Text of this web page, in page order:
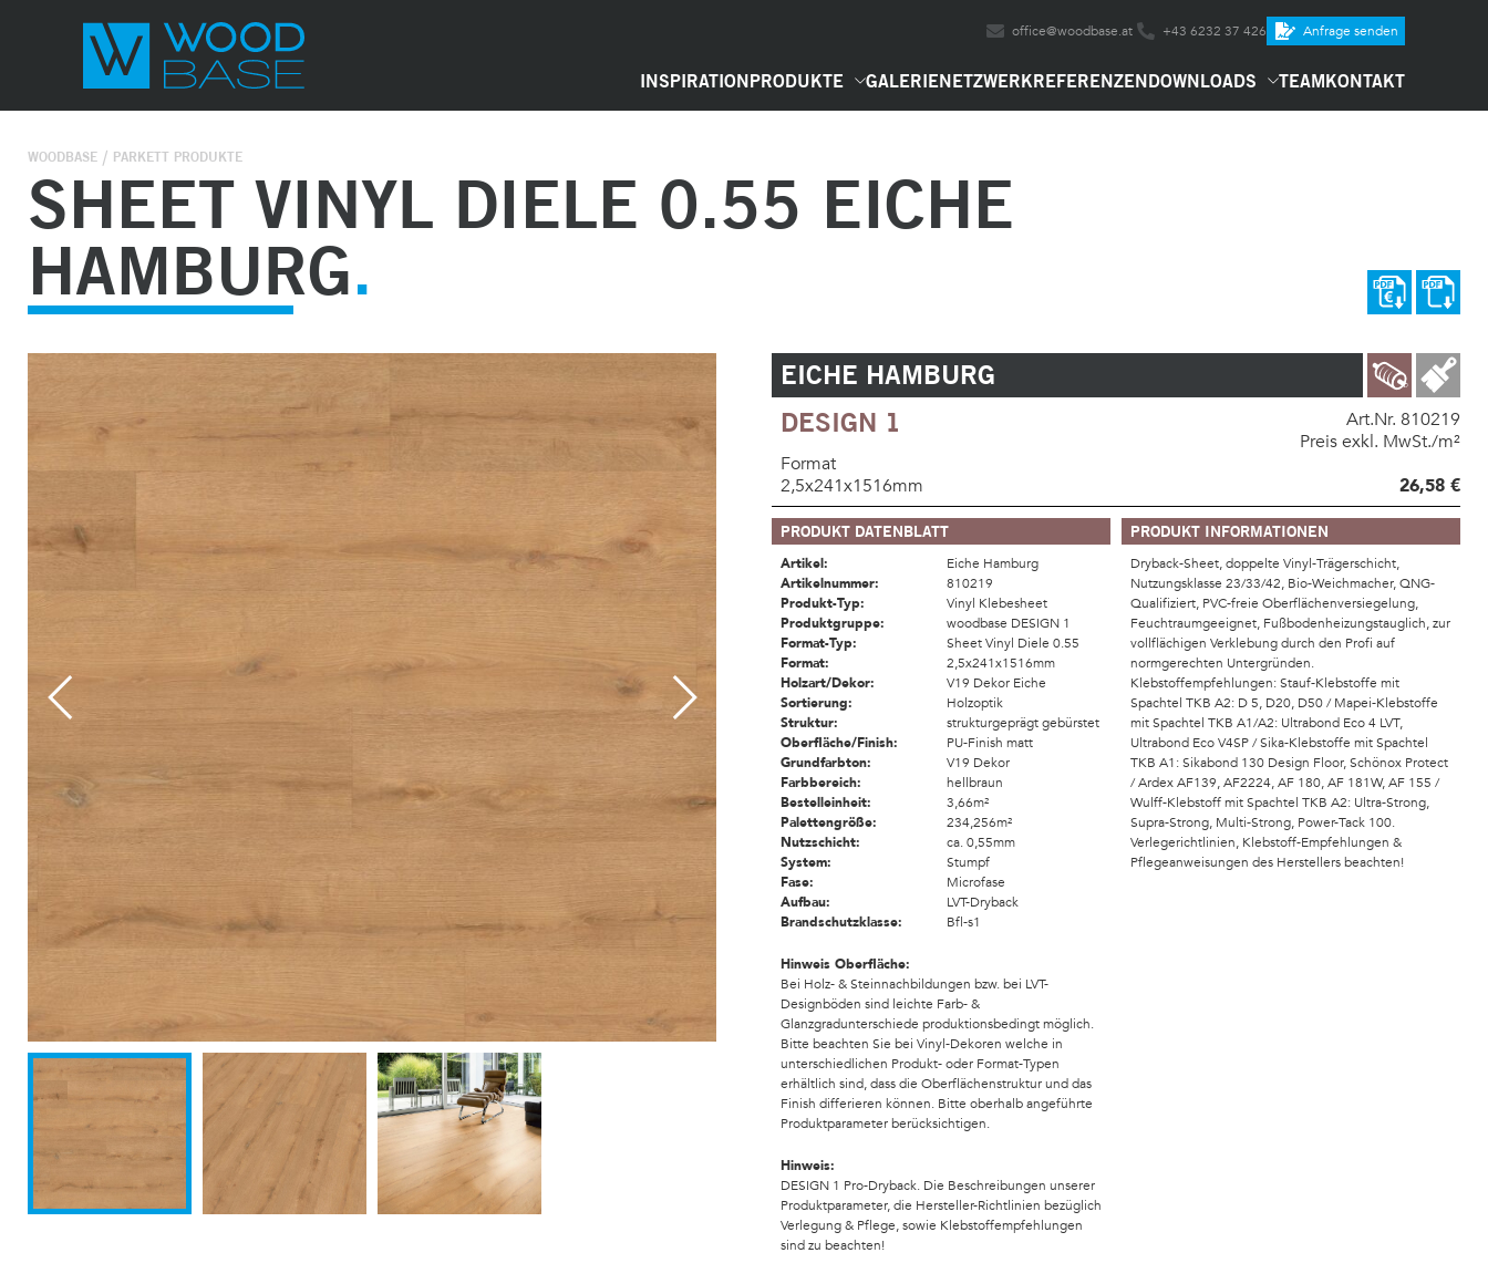
office@woodbase.at +43 6232 37 426 Anfrage senden
INSPIRATIONPRODUKTE GALERIENETZWERKREFERENZENDOWNLOADS TEAMKONTAKT
WOODBASE PARKETT PRODUKTE
SHEET VINYL DIELE 0.55 EICHE
HAMBURG
EICHE HAMBURG
DESIGN 1
Art.Nr. 810219
Preis exkl. MwSt./m²
Format
2,5x241x1516mm
26,58 €
PRODUKT DATENBLATT
Artikel:
Eiche Hamburg
Artikelnummer:
810219
Produkt-Typ:
Vinyl Klebesheet
Produktgruppe:
woodbase DESIGN 1
Format-Typ:
Sheet Vinyl Diele 0.55
Format:
2,5x241x1516mm
Holzart/Dekor:
V19 Dekor Eiche
Sortierung:
Holzoptik
Struktur:
strukturgeprägt gebürstet
Oberfläche/Finish:
PU-Finish matt
Grundfarbton:
V19 Dekor
Farbbereich:
hellbraun
Bestelleinheit:
3,66m²
Palettengröße:
234,256m²
Nutzschicht:
ca. 0,55mm
System:
Stumpf
Fase:
Microfase
Aufbau:
LVT-Dryback
Brandschutzklasse:
Bfl-s1
Hinweis Oberfläche:
Bei Holz- & Steinnachbildungen bzw. bei LVT-
Designböden sind leichte Farb- &
Glanzgradunterschiede produktionsbedingt möglich.
Bitte beachten Sie bei Vinyl-Dekoren welche in
unterschiedlichen Produkt- oder Format-Typen
erhältlich sind, dass die Oberflächenstruktur und das
Finish differieren können. Bitte oberhalb angeführte
Produktparameter berücksichtigen.
Hinweis:
DESIGN 1 Pro-Dryback. Die Beschreibungen unserer
Produktparameter, die Hersteller-Richtlinien bezüglich
Verlegung & Pflege, sowie Klebstoffempfehlungen
sind zu beachten!
PRODUKT INFORMATIONEN
Dryback-Sheet, doppelte Vinyl-Trägerschicht,
Nutzungsklasse 23/33/42, Bio-Weichmacher, QNG-
Qualifiziert, PVC-freie Oberflächenversiegelung,
Feuchtraumgeeignet, Fußbodenheizungstauglich, zur
vollflächigen Verklebung durch den Profi auf
normgerechten Untergründen.
Klebstoffempfehlungen: Stauf-Klebstoffe mit
Spachtel TKB A2: D 5, D20, D50 / Mapei-Klebstoffe
mit Spachtel TKB A1/A2: Ultrabond Eco 4 LVT,
Ultrabond Eco V4SP / Sika-Klebstoffe mit Spachtel
TKB A1: Sikabond 130 Design Floor, Schönox Protect
/ Ardex AF139, AF2224, AF 180, AF 181W, AF 155 /
Wulff-Klebstoff mit Spachtel TKB A2: Ultra-Strong,
Supra-Strong, Multi-Strong, Power-Tack 100.
Verlegerichtlinien, Klebstoff-Empfehlungen &
Pflegeanweisungen des Herstellers beachten!